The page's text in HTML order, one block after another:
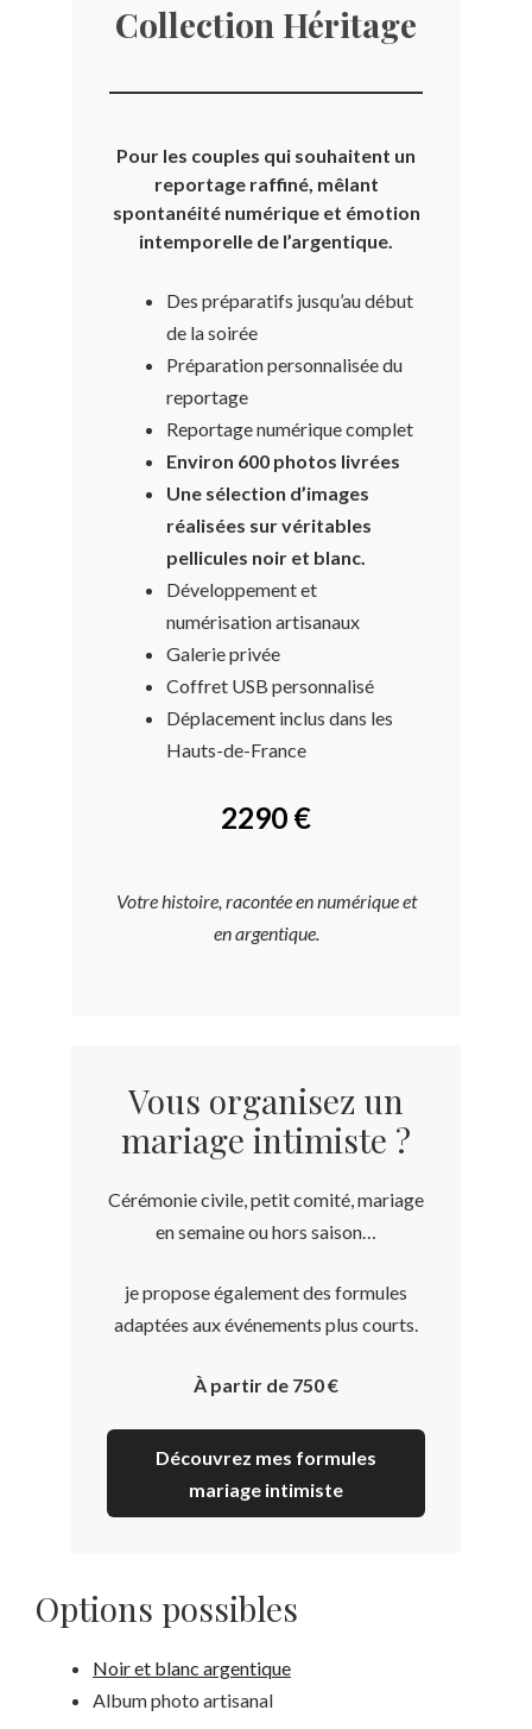
Collection Héritage
Pour les couples qui souhaitent un
reportage raffiné, mêlant
spontanéité numérique et émotion
intemporelle de l’argentique.
Des préparatifs jusqu’au début
de la soirée
Préparation personnalisée du
reportage
Reportage numérique complet
Environ 600 photos livrées
Une sélection d’images
réalisées sur véritables
pellicules noir et blanc.
Développement et
numérisation artisanaux
Galerie privée
Coffret USB personnalisé
Déplacement inclus dans les
Hauts-de-France
2290 €
Votre histoire, racontée en numérique et
en argentique.
Vous organisez un
mariage intimiste ?
Cérémonie civile, petit comité, mariage
en semaine ou hors saison…
je propose également des formules
adaptées aux événements plus courts.
À partir de 750 €
Découvrez mes formules
mariage intimiste
Options possibles
Noir et blanc argentique
Album photo artisanal